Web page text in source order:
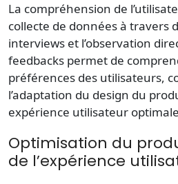
La compréhension de
collecte de données à travers
interviews et l’observation
feedbacks permet de
préférences des utilisateurs,
l’adaptation du design du
expérience utilisateur
Optimisation du
de l’expérience